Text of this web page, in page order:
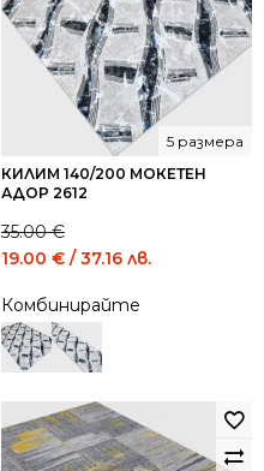
КИЛИМ 140/200 МОКЕТЕН
АДОР 2612
5 размера
35.00€
Original
was:
35.00 €
/
лв..
19.00 € / 37.16 лв.
лв..
Комбинирайте